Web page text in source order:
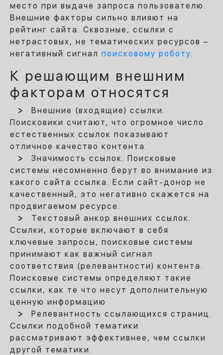
место при выдаче запроса пользователю.
Внешние факторы сильно влияют на
рейтинг сайта. Сквозные, ссылки с
нетрастовых, не тематических ресурсов –
негативный сигнал поисковому роботу.
К решающим внешним
факторам относятся
Внешние (входящие) ссылки.
Поисковики считают, что огромное число
естественных ссылок показывают
отличное качество контента.
Значимость ссылок. Поисковые
системы несомненно берут во внимание из
какого сайта ссылка. Если сайт-донор не
качественный, это негативно скажется на
продвигаемом ресурсе.
Текстовый анкор внешних ссылок.
Ссылки, которые включают в себя
ключевые запросы, поисковые системы
принимают как важный сигнал
соответствия (релевантности) контента.
Поисковые системы определяют такие
ссылки, как те что несут дополнительную
ценную информацию
Релевантность ссылающихся страниц.
Ссылки подобной тематики
рассматривают эффективнее, чем ссылки
другой тематики.